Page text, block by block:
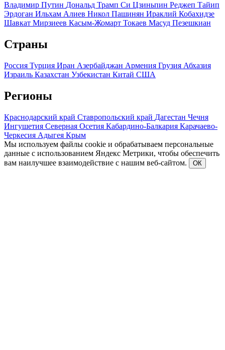
Владимир Путин Дональд Трамп Си Цзиньпин Реджеп Тайип
Эрдоган Ильхам Алиев Никол Пашинян Ираклий Кобахидзе
Шавкат Мирзиеев Касым-Жомарт Токаев Масуд Пезешкиан
Страны
Россия Турция Иран Азербайджан Армения Грузия Абхазия
Израиль Казахстан Узбекистан Китай США
Регионы
Краснодарский край Ставропольский край Дагестан Чечня
Ингушетия Северная Осетия Кабардино-Балкария Карачаево-
Черкесия Адыгея Крым
Мы используем файлы cookie и обрабатываем персональные
данные с использованием Яндекс Метрики, чтобы обеспечить
вам наилучшее взаимодействие с нашим веб-сайтом.
ОК